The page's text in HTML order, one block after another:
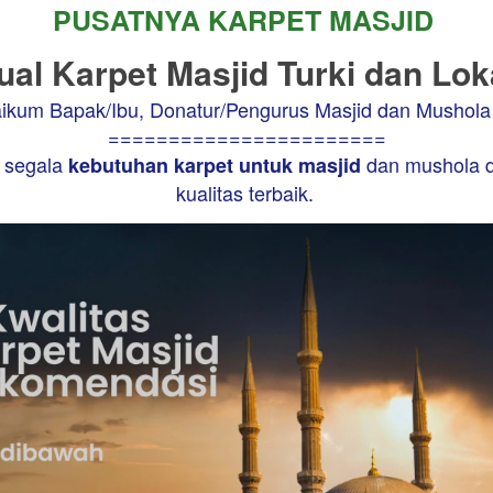
PUSATNYA KARPET MASJID
Karpet Masjid Turki dan
Bapak/Ibu, Donatur/Pengurus Masjid dan
=======================
kebutuhan karpet untuk masjid dan mushola
kualitas terbaik.